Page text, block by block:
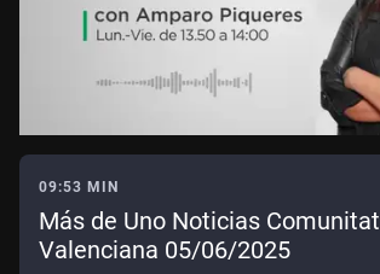
09:53 MIN
Más de Uno Noticias Comunitat
Valenciana 05/06/2025